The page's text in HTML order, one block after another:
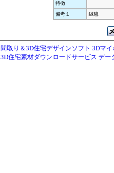
特徴
備考１
絨毯
間取り＆3D住宅デザインソフト 3Dマ
3D住宅素材ダウンロードサービス デー